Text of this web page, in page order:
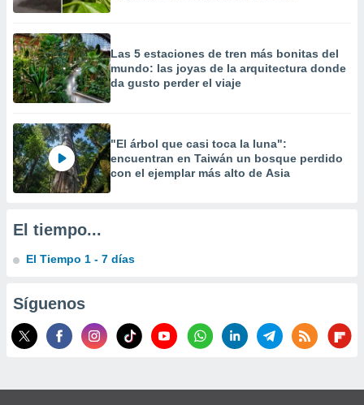
utilizar
uso de
la
contenido
medir el
el
del
de
de
de
Las 5 estaciones de tren más bonitas del
mundo: las joyas de la arquitectura donde
da gusto perder el viaje
"El árbol que casi toca la luna":
encuentran en Taiwán un bosque perdido
con el ejemplar más alto de Asia
El tiempo...
El Tiempo 1 - 7 días
Síguenos